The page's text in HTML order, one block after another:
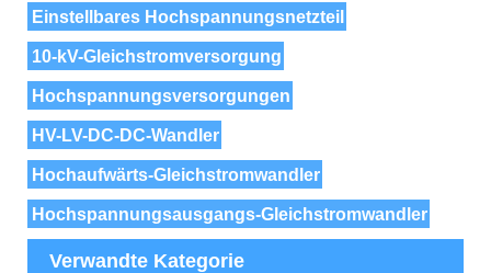
Einstellbares Hochspannungsnetzteil
10-kV-Gleichstromversorgung
Hochspannungsversorgungen
HV-LV-DC-DC-Wandler
Hochaufwärts-Gleichstromwandler
Hochspannungsausgangs-Gleichstromwandler
Verwandte Kategorie